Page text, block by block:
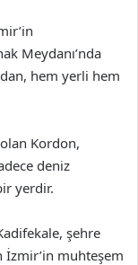
Meydanı’nda
hem yerli hem
Kordon,
deniz
yerdir.
şehre
İzmir’in muhteşem